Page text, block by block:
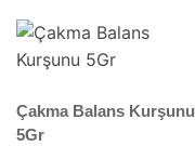
Çakma Balans Kurşunu
5Gr